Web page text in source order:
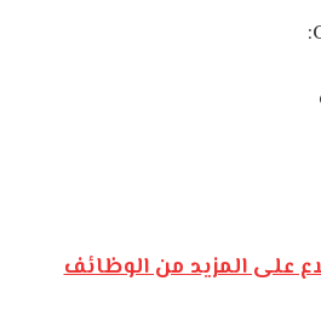
على المزيد من الوظائف